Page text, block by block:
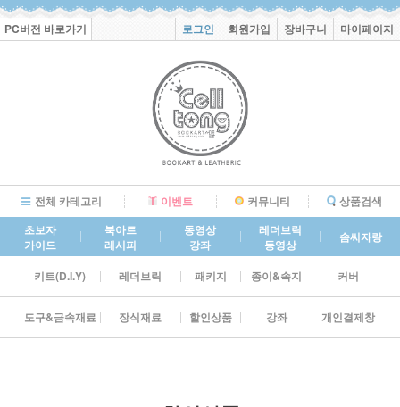
PC버전 바로가기 로그인 회원가입 장바구니 마이페이지
전체 카테고리 이벤트 커뮤니티
상품검색
초보자
가이드
북아트
레시피
동영상
강좌
레더브릭
동영상
솜씨자랑
키트(D.I.Y) 레더브릭 패키지 종이&속지 커버
도구&금속재료 장식재료 할인상품 강좌 개인결제창